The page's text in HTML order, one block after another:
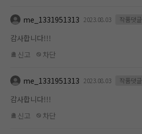
me_1331951313 2023.08.03 작품댓글
감사합니다!!!
신고
차단
me_1331951313 2023.08.03 작품댓글
감사합니다!!!
신고
차단